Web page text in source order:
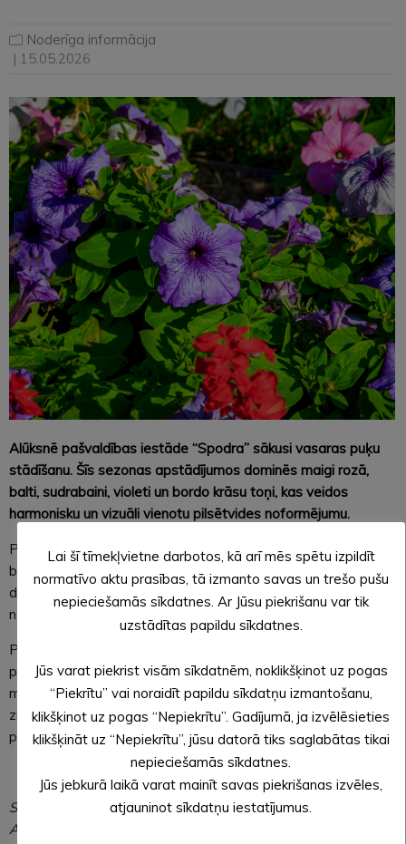
Noderīga informācija
| 15.05.2026
Alūksnē pašvaldības iestāde “Spodra” sākusi vasaras puķu
stādīšanu. Šīs sezonas apstādījumos dominēs maigi rozā,
balti, sudrabaini, violeti un bordo krāsu toņi, kas veidos
harmonisku un vizuāli vienotu pilsētvides noformējumu.
Pilsētas dobēs un apstādījumos iedzīvotājus priecēs
begonijas, petūnijas, verbenas, gauras, salvijas un
dekoratīvās graudzāles, kas veidos vieglu un elegantu
noskaņu visā vasaras sezonā.
Pašvaldība aicina arī iedzīvotājus iesaistīties kopējās
pilsētvides veidošanā, izvēloties līdzīgu toņu puķes savu
māju pagalmos, uz balkoniem un pie uzņēmumiem. Vienota
ziedu krāsu gamma palīdz radīt sakoptu, estētisku un vasarīgi
pievilcīgu vidi.
Sagatavoja: Lāsma ĒVELE,
Alūksnes novada pašvaldības
Lai šī tīmekļvietne darbotos, kā arī mēs spētu izpildīt
normatīvo aktu prasības, tā izmanto savas un trešo pušu
nepieciešamās sīkdatnes. Ar Jūsu piekrišanu var tik
uzstādītas papildu sīkdatnes.
Jūs varat piekrist visām sīkdatnēm, noklikšķinot uz pogas
“Piekrītu” vai noraidīt papildu sīkdatņu izmantošanu,
klikšķinot uz pogas “Nepiekrītu”. Gadījumā, ja izvēlēsieties
klikšķināt uz “Nepiekrītu”, jūsu datorā tiks saglabātas tikai
nepieciešamās sīkdatnes.
Jūs jebkurā laikā varat mainīt savas piekrišanas izvēles,
atjauninot sīkdatņu iestatījumus.